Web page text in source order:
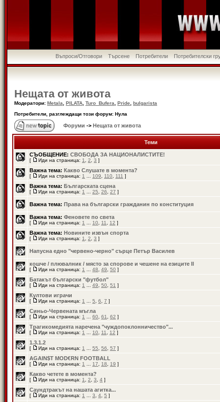
Въпроси/Отговори Търсене Потребители Потребителски
Нещата от живота
Модератори: Metala PILATA Turo_Bufera Pride
bulgarista
Потребители, разглеждащи този форум: Нула
Форуми -> Нещата от живота
Теми
СЪОБЩЕНИЕ: СВОБОДА ЗА НАЦИОНАЛИСТИТЕ!
[ Иди на страница: 1 2 3 ]
Важна тема: Какво Слушате в момента?
[ Иди на страница: 1 109 110 111 ]
Важна тема: Българската сцена
[ Иди на страница: 1 25 26 27 ]
Важна тема: Права на български гражданин по конституция
Важна тема: Феновете по света
[ Иди на страница: 1 10 11 12 ]
Важна тема: Новините извън спорта
[ Иди на страница: 1 2 3 ]
Напусна едно "червено-черно" сърце Петър Василев
кошче / плювалник / място за спорове и чешене на езиците II
[ Иди на страница: 1 48 49 50 ]
Батакът български "футбол"
[ Иди на страница: 1 49 50 51 ]
Култови играчи
[ Иди на страница: 1 5 6 7 ]
Синьо-Червената мъгла
[ Иди на страница: 1 60 61 62 ]
Трагикомедията наречена "чуждопоклонничество"...
[ Иди на страница: 1 10 11 12 ]
1.3.1.2
[ Иди на страница: 1 55 56 57 ]
AGAIN$T MOD€RN FOOTBALL
[ Иди на страница: 1 17 18 19 ]
Какво четете в момента?
[ Иди на страница: 1 2 3 4 ]
Саундтракът на нашата агитка...
[ Иди на страница: 1 3 4 5 ]